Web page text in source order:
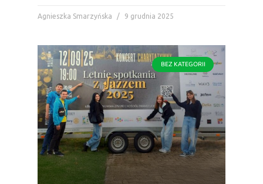
Agnieszka Smarzyńska 9 grudnia 2025
BEZ KATEGORII